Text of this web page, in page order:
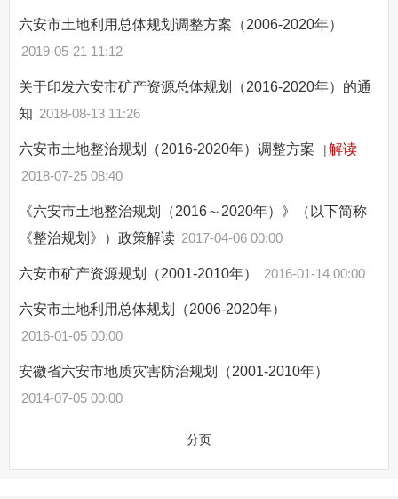
六安市土地利用总体规划调整方案（2006-2020年）
2019-05-21 11:12
关于印发六安市矿产资源总体规划（2016-2020年）的通
知 2018-08-13 11:26
六安市土地整治规划（2016-2020年）调整方案 |解读
2018-07-25 08:40
《六安市土地整治规划（2016～2020年）》（以下简称
《整治规划》）政策解读 2017-04-06 00:00
六安市矿产资源规划（2001-2010年） 2016-01-14 00:00
六安市土地利用总体规划（2006-2020年）
2016-01-05 00:00
安徽省六安市地质灾害防治规划（2001-2010年）
2014-07-05 00:00
分页